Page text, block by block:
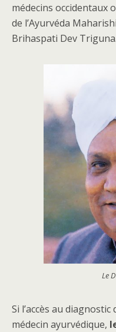
médecins occidentaux
de l’Ayurvéda
Brihaspati Dev Triguna.
Le
Si l’accès au
médecin ayurvédique,